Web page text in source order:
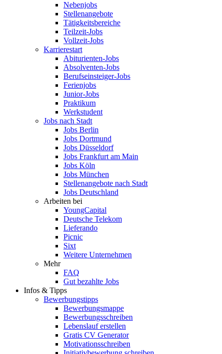
Nebenjobs
Stellenangebote
Tätigkeitsbereiche
Teilzeit-Jobs
Vollzeit-Jobs
Karrierestart
Abiturienten-Jobs
Absolventen-Jobs
Berufseinsteiger-Jobs
Ferienjobs
Junior-Jobs
Praktikum
Werkstudent
Jobs nach Stadt
Jobs Berlin
Jobs Dortmund
Jobs Düsseldorf
Jobs Frankfurt am Main
Jobs Köln
Jobs München
Stellenangebote nach Stadt
Jobs Deutschland
Arbeiten bei
YoungCapital
Deutsche Telekom
Lieferando
Picnic
Sixt
Weitere Unternehmen
Mehr
FAQ
Gut bezahlte Jobs
Infos & Tipps
Bewerbungstipps
Bewerbungsmappe
Bewerbungsschreiben
Lebenslauf erstellen
Gratis CV Generator
Motivationsschreiben